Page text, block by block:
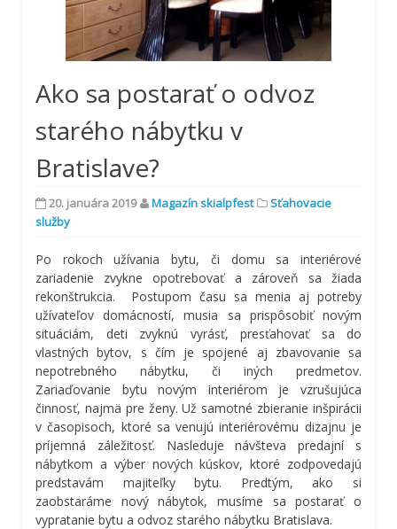
Ako sa postarať o odvoz
starého nábytku v
Bratislave?
20. januára 2019 Magazín skialpfest
Sťahovacie
služby
Po rokoch užívania bytu, či domu sa interiérové
zariadenie zvykne opotrebovať a zároveň sa žiada
rekonštrukcia. Postupom času sa menia aj potreby
užívateľov domácností, musia sa prispôsobiť novým
situáciám, deti zvyknú vyrásť, presťahovať sa do
vlastných bytov, s čím je spojené aj zbavovanie sa
nepotrebného nábytku, či iných predmetov.
Zariaďovanie bytu novým interiérom je vzrušujúca
činnosť, najmä pre ženy. Už samotné zbieranie inšpirácii
v časopisoch, ktoré sa venujú interiérovému dizajnu je
príjemná záležitosť. Nasleduje návšteva predajní s
nábytkom a výber nových kúskov, ktoré zodpovedajú
predstavám majiteľky bytu. Predtým, ako si
zaobstaráme nový nábytok, musíme sa postarať o
vypratanie bytu a odvoz starého nábytku Bratislava.